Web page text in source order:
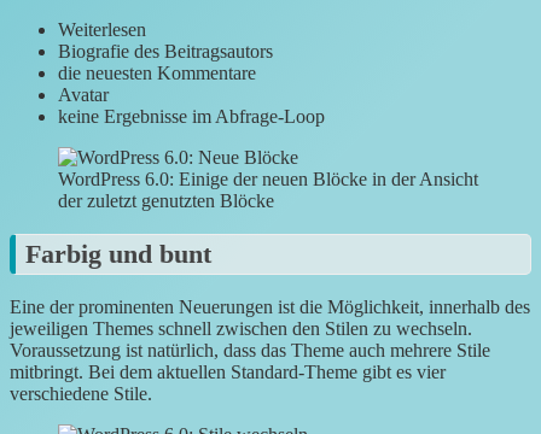
Weiterlesen
Biografie des Beitragsautors
die neuesten Kommentare
Avatar
keine Ergebnisse im Abfrage-Loop
WordPress 6.0: Einige der neuen Blöcke in der Ansicht
der zuletzt genutzten Blöcke
Farbig und bunt
Eine der prominenten Neuerungen ist die Möglichkeit, innerhalb des
jeweiligen Themes schnell zwischen den Stilen zu wechseln.
Voraussetzung ist natürlich, dass das Theme auch mehrere Stile
mitbringt. Bei dem aktuellen Standard-Theme gibt es vier
verschiedene Stile.